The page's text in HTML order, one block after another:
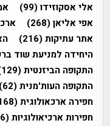
אלי אסקוזידו(99)
אפי אליאן(268)
אתר עתיקות(216)
היחידה למניעת שוד
התקופה הביזנטית(129)
התקופה העות'מנית(62)
חפירה ארכאולוגית(168)
חפירות ארכיאולוגיות(166)